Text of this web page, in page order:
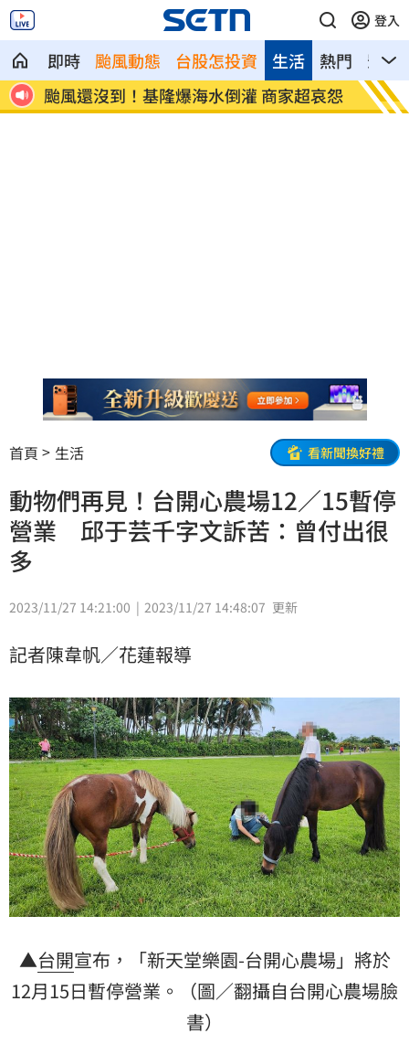
登入
即時 颱風動態 台股怎投資 熱門 影音
生活
商家超哀怨
颱風假宣布了 明「新竹縣8校」停課不
班
首頁 生活 看新聞換好禮
動物們再見！台開心農場12／15暫停
營業 邱于芸千字文訴苦：曾付出很
多
2023/11/27 14:21:00 2023/11/27 14:48:07 更新
記者陳韋帆／花蓮報導
▲台開宣布，「新天堂樂園-台開心農場」將於
12月15日暫停營業。（圖／翻攝自台開心農場臉
書）